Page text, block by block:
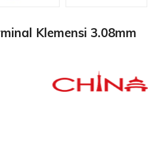
Klemensi 3.08mm